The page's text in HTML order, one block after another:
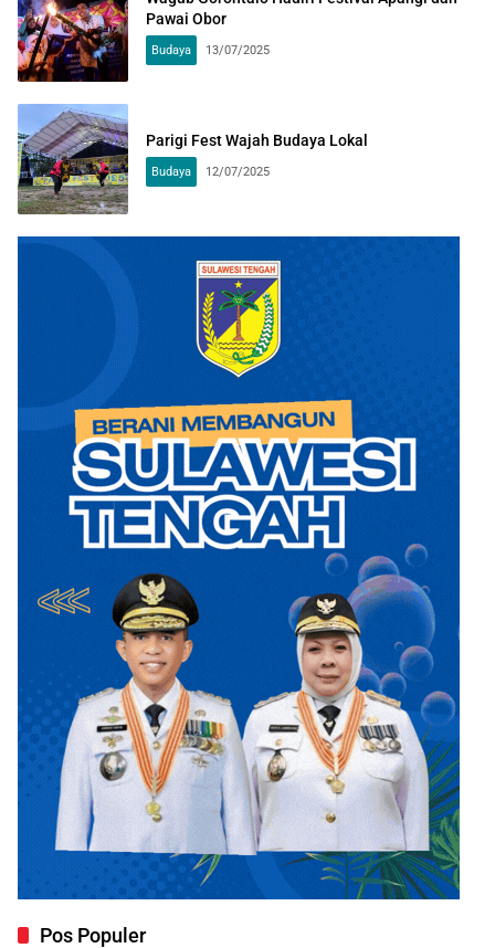
Pawai Obor
Budaya 13/07/2025
Parigi Fest Wajah Budaya Lokal
Budaya 12/07/2025
Pos Populer